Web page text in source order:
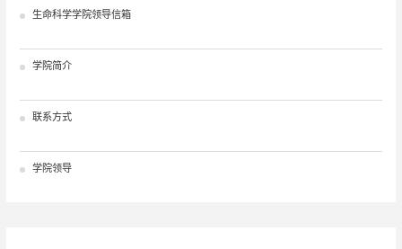
生命科学学院领导信箱
学院简介
联系方式
学院领导